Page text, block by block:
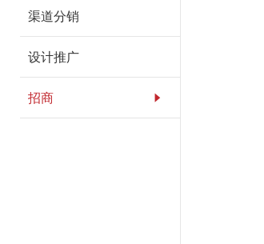
渠道分销
设计推广
招商